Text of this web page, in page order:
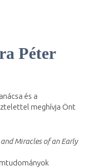
Péter
és a
meghívja Önt
Miracles of an Early